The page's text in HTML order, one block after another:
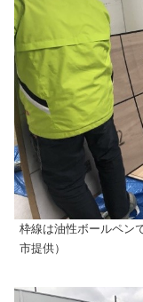
枠線は油性ボールペン
市提供）